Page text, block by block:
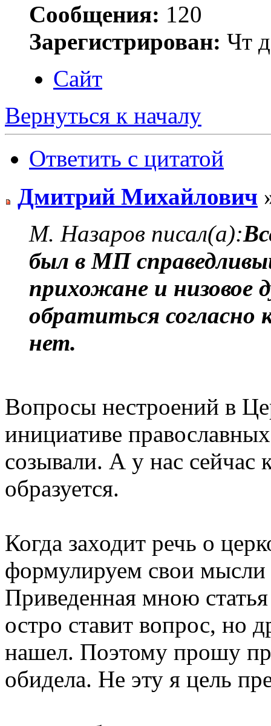
Сообщения: 120
Зарегистрирован: Чт
Сайт
Вернуться к началу
Ответить с цитатой
Дмитрий Михайлович
М. Назаров писал(а):
был в МП
прихожане и низовое
обратиться согласно
нет.
Вопросы нестроений в
инициативе
созывали. А у нас сейчас
образуется.
Когда заходит речь о
формулируем свои
Приведенная мною
остро ставит вопрос, но
нашел. Поэтому прошу
обидела. Не эту я цель